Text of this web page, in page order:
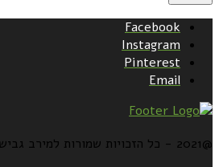
Facebook
Instagram
Pinterest
Email
@2021 - כל הזכויות שמורות למירב גביש | ביצוע